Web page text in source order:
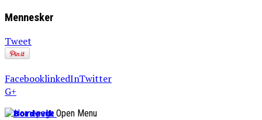
Mennesker
Tweet
FacebooklinkedInTwitter
G+
Bordevik Open Menu